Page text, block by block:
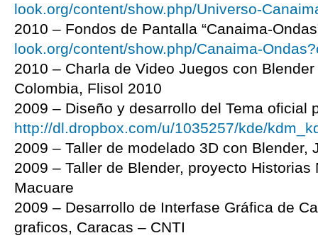
look.org/content/show.php/Universo-
2010 – Fondos de Pantalla “Canaima-
look.org/content/show.php/Canaima-
2010 – Charla de Video Juegos con
Colombia, Flisol 2010
2009 – Diseño y desarrollo del Tema oficial
http://dl.dropbox.com/u/1035257/kde/
2009 – Taller de modelado 3D con Blender,
2009 – Taller de Blender, proyecto
Macuare
2009 – Desarrollo de Interfase Gráfica de
graficos, Caracas – CNTI